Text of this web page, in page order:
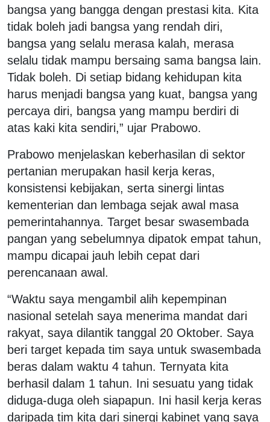
bangsa yang bangga dengan prestasi kita. Kita
tidak boleh jadi bangsa yang rendah diri,
bangsa yang selalu merasa kalah, merasa
selalu tidak mampu bersaing sama bangsa lain.
Tidak boleh. Di setiap bidang kehidupan kita
harus menjadi bangsa yang kuat, bangsa yang
percaya diri, bangsa yang mampu berdiri di
atas kaki kita sendiri,” ujar Prabowo.
Prabowo menjelaskan keberhasilan di sektor
pertanian merupakan hasil kerja keras,
konsistensi kebijakan, serta sinergi lintas
kementerian dan lembaga sejak awal masa
pemerintahannya. Target besar swasembada
pangan yang sebelumnya dipatok empat tahun,
mampu dicapai jauh lebih cepat dari
perencanaan awal.
“Waktu saya mengambil alih kepempinan
nasional setelah saya menerima mandat dari
rakyat, saya dilantik tanggal 20 Oktober. Saya
beri target kepada tim saya untuk swasembada
beras dalam waktu 4 tahun. Ternyata kita
berhasil dalam 1 tahun. Ini sesuatu yang tidak
diduga-duga oleh siapapun. Ini hasil kerja keras
daripada tim kita dari sinergi kabinet yang saya